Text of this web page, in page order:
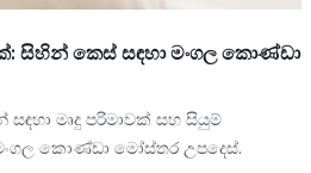
සිහින් කෙස් සඳහා මංගල කොණ්ඩා
මෘදු පරිමාවක් සහ සියුම්
කොණ්ඩා මෝස්තර උපදෙස්.